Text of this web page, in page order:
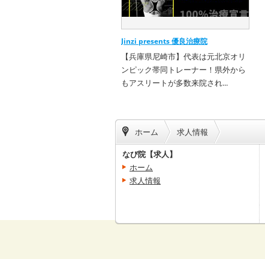
Jinzi presents 優良治療院
【兵庫県尼崎市】代表は元北京オリ
ンピック帯同トレーナー！県外から
もアスリートが多数来院され...
ホーム 求人情報
なび院【求人】
ホーム
求人情報